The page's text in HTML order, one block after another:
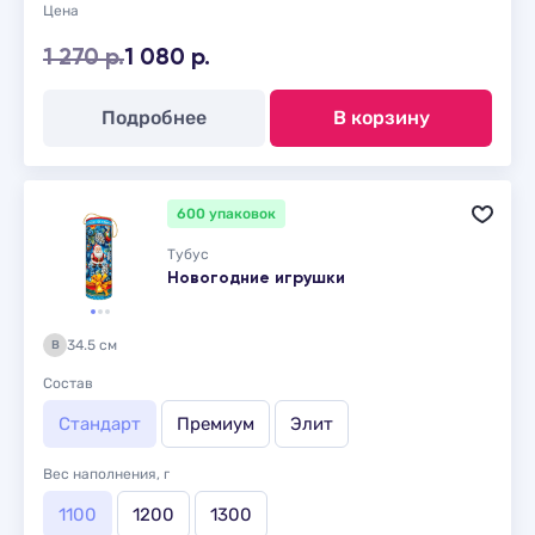
Цена
1 270 р.1 080 р.
Подробнее В корзину
600 упаковок
Тубус
Новогодние игрушки
В 34.5 см
Состав
Стандарт Премиум Элит
Вес наполнения, г
1100 1200 1300